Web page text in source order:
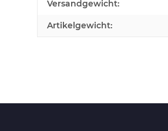
Produkteigenschaft
Wert
Versandgewicht:
Artikelgewicht: